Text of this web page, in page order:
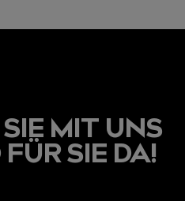
MIT UNS
SIE DA!